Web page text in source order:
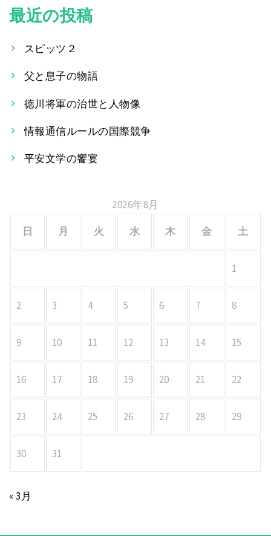
ビ
ー
シ
ョ
ン
最近の投稿
スピッツ２
父と息子の物語
徳川将軍の治世と人物像
情報通信ルールの国際競争
平安文学の饗宴
2026年8月
日
月 火 水 木 金 土
1
2 3 4 5 6 7 8
9 10 11 12 13 14 15
16 17 18 19 20 21 22
23 24 25 26 27 28 29
30 31
« 3月